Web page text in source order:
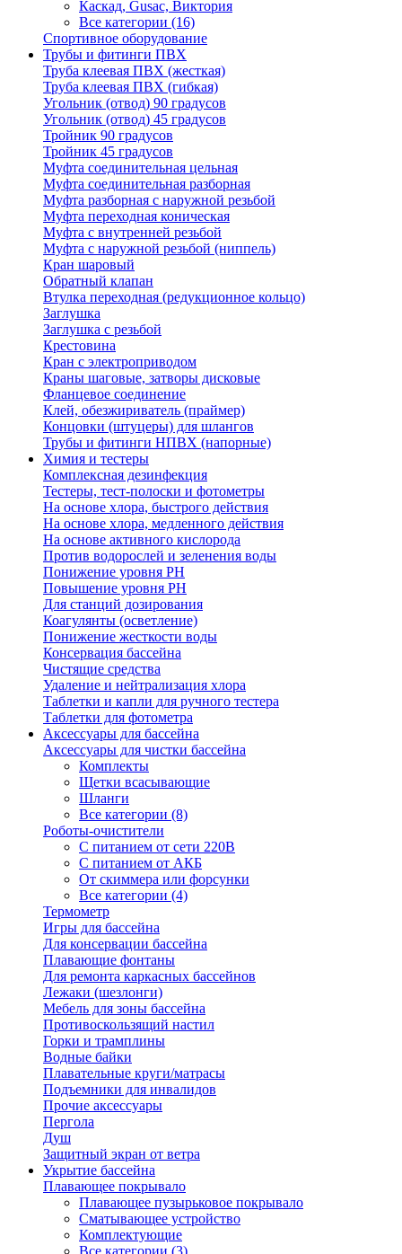
Каскад, Gusac, Виктория
Все категории (16)
Спортивное оборудование
Трубы и фитинги ПВХ
Труба клеевая ПВХ (жесткая)
Труба клеевая ПВХ (гибкая)
Угольник (отвод) 90 градусов
Угольник (отвод) 45 градусов
Тройник 90 градусов
Тройник 45 градусов
Муфта соединительная цельная
Муфта соединительная разборная
Муфта разборная с наружной резьбой
Муфта переходная коническая
Муфта с внутренней резьбой
Муфта с наружной резьбой (ниппель)
Кран шаровый
Обратный клапан
Втулка переходная (редукционное кольцо)
Заглушка
Заглушка с резьбой
Крестовина
Кран с электроприводом
Краны шаговые, затворы дисковые
Фланцевое соединение
Клей, обезжириватель (праймер)
Концовки (штуцеры) для шлангов
Трубы и фитинги НПВХ (напорные)
Химия и тестеры
Комплексная дезинфекция
Тестеры, тест-полоски и фотометры
На основе хлора, быстрого действия
На основе хлора, медленного действия
На основе активного кислорода
Против водорослей и зеленения воды
Понижение уровня РН
Повышение уровня РН
Для станций дозирования
Коагулянты (осветление)
Понижение жесткости воды
Консервация бассейна
Чистящие средства
Удаление и нейтрализация хлора
Таблетки и капли для ручного тестера
Таблетки для фотометра
Аксессуары для бассейна
Аксессуары для чистки бассейна
Комплекты
Щетки всасывающие
Шланги
Все категории (8)
Роботы-очистители
С питанием от сети 220В
С питанием от АКБ
От скиммера или форсунки
Все категории (4)
Термометр
Игры для бассейна
Для консервации бассейна
Плавающие фонтаны
Для ремонта каркасных бассейнов
Лежаки (шезлонги)
Мебель для зоны бассейна
Противоскользящий настил
Горки и трамплины
Водные байки
Плавательные круги/матрасы
Подъемники для инвалидов
Прочие аксессуары
Пергола
Душ
Защитный экран от ветра
Укрытие бассейна
Плавающее покрывало
Плавающее пузырьковое покрывало
Сматывающее устройство
Комплектующие
Все категории (3)